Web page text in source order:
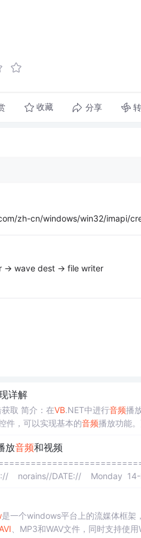
收藏 分享
zh-cn/windows/win32/imapi/
-> wave dest -> file writer
详解
本文还有配套的精品资源，点击获取 简介：在VB.NET中进行音频播
件，可以实现基本的音频播放功能
放音频和视频
norains//DATE:// Monday
是一个windows平台上的流媒体框架
AVI 、MP3和WAV文件，同时支持使